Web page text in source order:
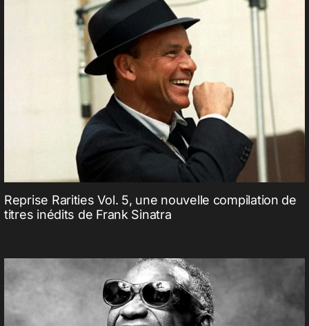
Reprise Rarities Vol. 5, une nouvelle compilation de
titres inédits de Frank Sinatra